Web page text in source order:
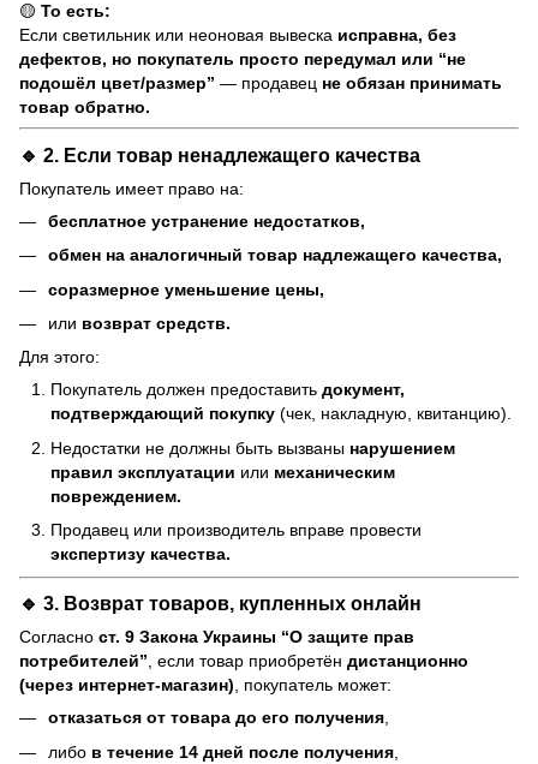
🟡 То есть:
Если светильник или неоновая вывеска исправна, без
дефектов, но покупатель просто передумал или “не
подошёл цвет/размер” — продавец не обязан принимать
товар обратно.
🔹 2. Если товар ненадлежащего качества
Покупатель имеет право на:
бесплатное устранение недостатков,
обмен на аналогичный товар надлежащего качества,
соразмерное уменьшение цены,
или возврат средств.
Для этого:
Покупатель должен предоставить документ,
подтверждающий покупку (чек, накладную, квитанцию).
Недостатки не должны быть вызваны нарушением
правил эксплуатации или механическим
повреждением.
Продавец или производитель вправе провести
экспертизу качества.
🔹 3. Возврат товаров, купленных онлайн
Согласно ст. 9 Закона Украины “О защите прав
потребителей”, если товар приобретён дистанционно
(через интернет-магазин), покупатель может:
отказаться от товара до его получения,
либо в течение 14 дней после получения